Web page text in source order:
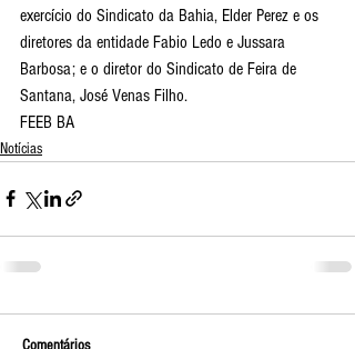
exercício do Sindicato da Bahia, Elder Perez e os
diretores da entidade Fabio Ledo e Jussara
Barbosa; e o diretor do Sindicato de Feira de
Santana, José Venas Filho.
FEEB BA
Notícias